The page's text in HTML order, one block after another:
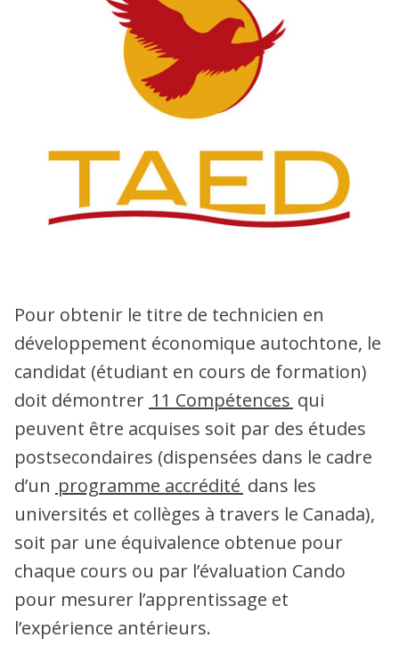
Pour obtenir le titre de technicien en
développement économique autochtone, le
candidat (étudiant en cours de formation)
doit démontrer 11 Compétences qui
peuvent être acquises soit par des études
postsecondaires (dispensées dans le cadre
d’un programme accrédité dans les
universités et collèges à travers le Canada),
soit par une équivalence obtenue pour
chaque cours ou par l’évaluation Cando
pour mesurer l’apprentissage et
l’expérience antérieurs.